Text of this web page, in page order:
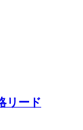
リード